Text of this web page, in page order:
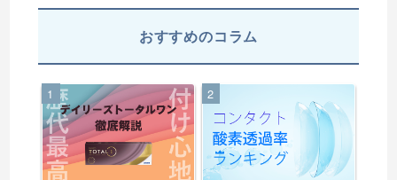
おすすめのコラム
1 2